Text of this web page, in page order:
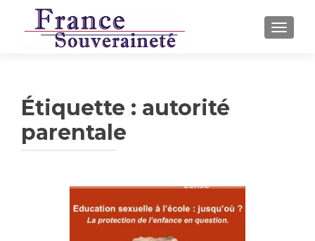
Étiquette : autorité
parentale